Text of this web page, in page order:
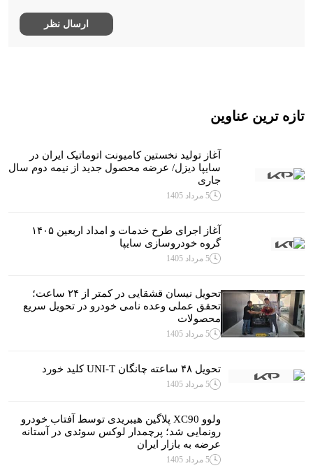
تازه ترین عناوین
آغاز تولید نخستین کامیونت اتوماتیک ایران در
سایپا دیزل/ عرضه محصول جدید از نیمه دوم سال
جاری
5 مرداد 1405
آغاز اجرای طرح خدمات و امداد اربعین ۱۴۰۵
گروه خودروسازی سایپا
5 مرداد 1405
تحویل نیسان قشقایی در کمتر از ۲۴ ساعت؛
تحقق عملی وعده نامی خودرو در تحویل سریع
محصولات
5 مرداد 1405
تحویل ۴۸ ساعته چانگان UNI-T کلید خورد
5 مرداد 1405
ولوو XC90 پلاگین هیبریدی توسط آفتاب خودرو
رونمایی شد؛ پرچمدار لوکس سوئدی در آستانه
عرضه به بازار ایران
5 مرداد 1405